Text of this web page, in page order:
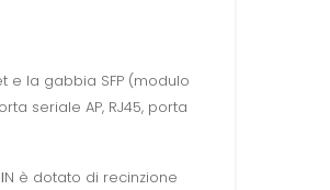
e la gabbia SFP (modulo
seriale AP, RJ45, porta
N è dotato di recinzione